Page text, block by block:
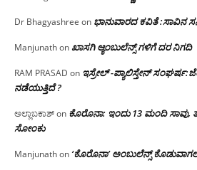
Dr Bhagyashree on ಭಾನುವಾರದ ಕವಿತೆ :ಸಾವಿನ
Manjunathonಖಾಸಗಿ ಆ್ಯಂಬುಲೆನ್ಸ್ ಗಳಿಗೆ ದರ ನಿಗದಿ
RAM PRASAD on ಇಸ್ರೇಲ್ -ಪ್ಯಾಲಿಸ್ತೇನ್
ನಡೆಯುತ್ತಿದೆ ?
ಅಲ್ಲಾಬಕಾಶ್on ಕೊರೊನಾ: ಇಂದು 13 ಮಂದಿ ಸಾವು,
ಸೋಂಕು
Manjunathon ‘ಕೊರೊನಾ’ ಅಂಬುಲೆನ್ಸ್